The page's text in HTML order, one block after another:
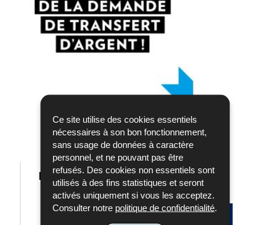
Ce site utilise des cookies essentiels
nécessaires à son bon fonctionnement,
sans usage de données à caractère
personnel, et ne pouvant pas être
refusés. Des cookies non essentiels sont
utilisés à des fins statistiques et seront
activés uniquement si vous les acceptez.
Consulter notre politique de confidentialité.
Europol - Fraude au président